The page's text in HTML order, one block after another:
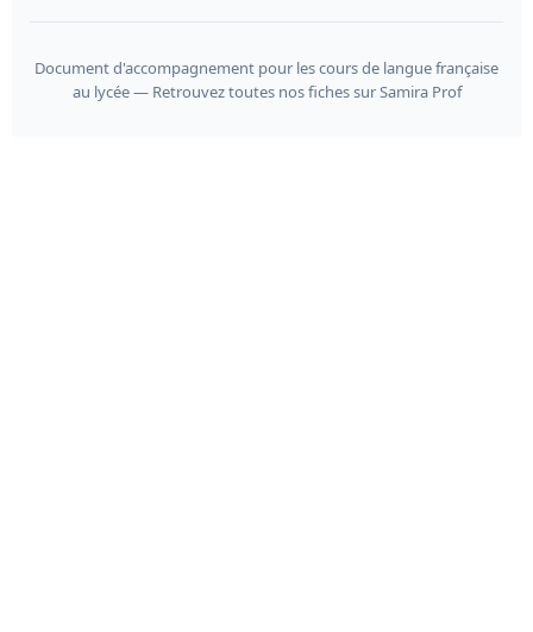
Document d'accompagnement pour les cours de langue française
au lycée — Retrouvez toutes nos fiches sur Samira Prof